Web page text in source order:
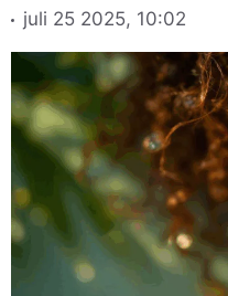
juli 25 2025, 10:02